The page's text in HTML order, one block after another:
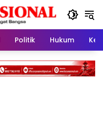
Politik Hukum